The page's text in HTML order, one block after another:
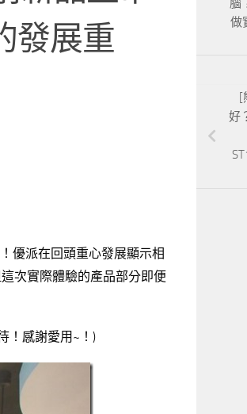
發展重
優派在回頭重心發展顯示相
次實際體驗的產品部分即便
！感謝愛用~！)
腦
做
好